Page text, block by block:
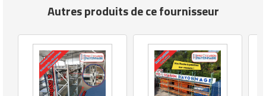
Autres produits de ce fournisseur